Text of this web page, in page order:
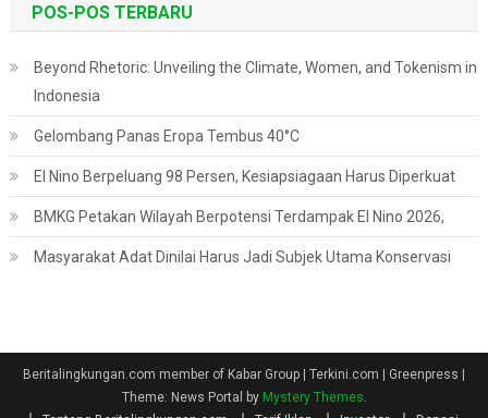
POS-POS TERBARU
Beyond Rhetoric: Unveiling the Climate, Women, and Tokenism in
Indonesia
Gelombang Panas Eropa Tembus 40°C
El Nino Berpeluang 98 Persen, Kesiapsiagaan Harus Diperkuat
BMKG Petakan Wilayah Berpotensi Terdampak El Nino 2026,
Masyarakat Adat Dinilai Harus Jadi Subjek Utama Konservasi
Beritalingkungan.com member of Kabar Group | Terkini.com | Greenpress |
Theme: News Portal by Mystery Themes